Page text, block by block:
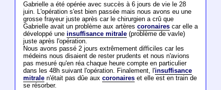
Gabrielle a été opérée avec succès à 6 jours de vie le 28
juin. L'opération s'est bien passée mais nous avons eu une
grosse frayeur juste après car le chirurgien a crû que
Gabrielle avait un problème aux artères coronairescar elle a
développé une insuffisance mitrale(problème de vavle)
juste après l'opération.
Nous avons passé 2 jours extrêmement difficiles car les
médeins nous disaient de rester prudents et nous n'avions
pas mesuré qu'en réa chaque heure compte en particulier
dans les 48h suivant l'opération. Finalement, l'insuffisance
mitralen'était pas dûe aux coronaireset elle est en train de
se résorber.